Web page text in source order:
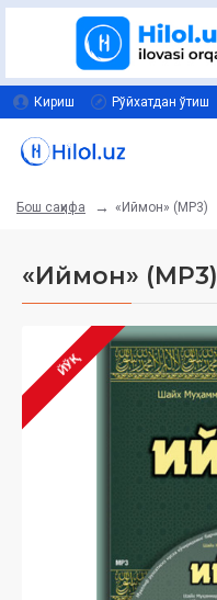
Кириш Рўйхатдан ўтиш
Бош саҳифа «Иймон» (МP3)
«Иймон» (МP3)
ЙЎҚ